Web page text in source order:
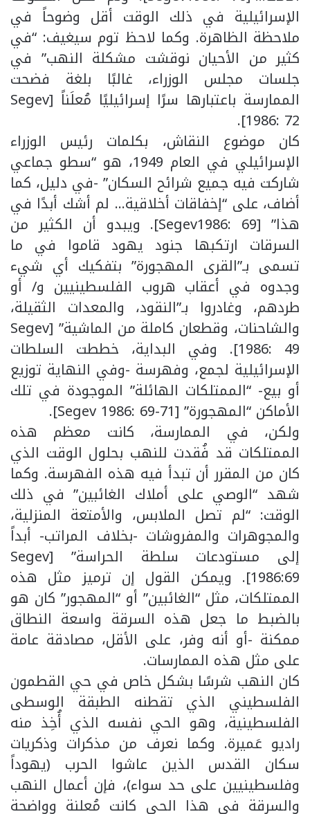
الإسرائيلية في ذلك الوقت أقل وضوحاً في
ملاحظة الظاهرة. وكما لاحظ توم سيغيف: “في
كثير من الأحيان نوقشت مشكلة النهب” في
جلسات مجلس الوزراء، غالبًا بلغة فضحت
الممارسة باعتبارها سرًا إسرائيليًا مُعلَناً [Segev
1986: 72].
كان موضوع النقاش، بكلمات رئيس الوزراء
الإسرائيلي في العام 1949، هو “سطو جماعي
شاركت فيه جميع شرائح السكان” -في دليل، كما
أضاف، على “إخفاقات أخلاقية… لم أشك أبدًا في
هذا” [Segev1986: 69]. ويبدو أن الكثير من
السرقات ارتكبها جنود يهود قاموا في ما
تسمى بـ”القرى المهجورة” بتفكيك أي شيء
وجدوه في أعقاب هروب الفلسطينيين و/ أو
طردهم، وغادروا بـ”النقود، والمعدات الثقيلة،
والشاحنات، وقطعان كاملة من الماشية” [Segev
1986: 49]. وفي البداية، خططت السلطات
الإسرائيلية لجمع، وفهرسة -وفي النهاية توزيع
أو بيع- “الممتلكات الهائلة” الموجودة في تلك
الأماكن “المهجورة” [Segev 1986: 69-71].
ولكن، في الممارسة، كانت معظم هذه
الممتلكات قد فُقدت للنهب بحلول الوقت الذي
كان من المقرر أن تبدأ فيه هذه الفهرسة. وكما
شهد “الوصي على أملاك الغائبين” في ذلك
الوقت: “لم تصل الملابس، والأمتعة المنزلية،
والمجوهرات والمفروشات -بخلاف المراتب- أبداً
إلى مستودعات سلطة الحراسة” [Segev
1986:69]. ويمكن القول إن ترميز مثل هذه
الممتلكات، مثل “الغائبين” أو “المهجور” كان هو
بالضبط ما جعل هذه السرقة واسعة النطاق
ممكنة -أو أنه وفر، على الأقل، مصادقة عامة
على مثل هذه الممارسات.
كان النهب شرسًا بشكل خاص في حي القطمون
الفلسطيني الذي تقطنه الطبقة الوسطى
الفلسطينية، وهو الحي نفسه الذي أُخِذ منه
راديو عَميرة. وكما نعرف من مذكرات وذكريات
سكان القدس الذين عاشوا الحرب (يهوداً
وفلسطينيين على حد سواء)، فإن أعمال النهب
والسرقة في هذا الحي كانت مُعلنة وواضحة